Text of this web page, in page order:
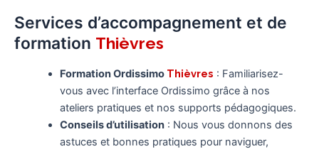
Services d’accompagnement et de
formation Thièvres
Formation Ordissimo Thièvres : Familiarisez-
vous avec l’interface Ordissimo grâce à nos
ateliers pratiques et nos supports pédagogiques.
Conseils d’utilisation: Nous vous donnons des
astuces et bonnes pratiques pour naviguer,